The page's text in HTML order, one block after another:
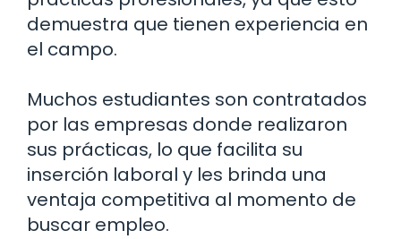
demuestra que tienen experiencia en
el campo.
Muchos estudiantes son contratados
por las empresas donde realizaron
sus prácticas, lo que facilita su
inserción laboral y les brinda una
ventaja competitiva al momento de
buscar empleo.